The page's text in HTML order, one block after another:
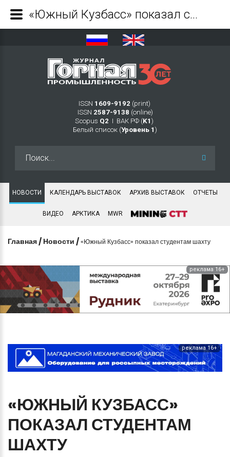
ISSN 1609-9192 (print)
ISSN 2587-9138 (online)
Scopus Q2 Ι ВАК РФ (K1 )
Белый список (Уровень 1 )
НОВОСТИ КАЛЕНДАРЬ ВЫСТАВОК АРХИВ ВЫСТАВОК ОТЧЕТЫ
ВИДЕО АРКТИКА MWR
Главная / Новости /«Южный Кузбасс» показал студентам шахту
реклама 16+
реклама 16+
«ЮЖНЫЙ КУЗБАСС»
ПОКАЗАЛ СТУДЕНТАМ
ШАХТУ
«Южный Кузбасс» показал студентам шахту - Журнал Горная промышленность